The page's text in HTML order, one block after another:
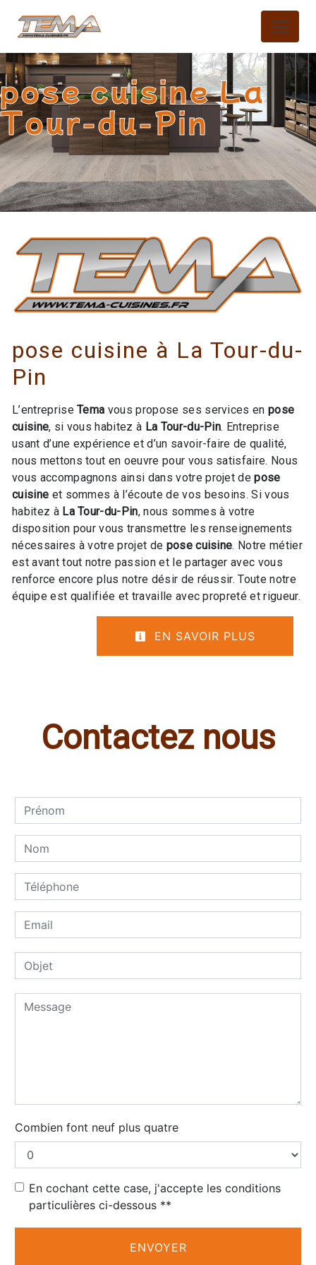
pose cuisine La
Tour-du-Pin
pose cuisine à La Tour-du-
Pin
L’entrepriseTema vous propose ses services enpose
cuisine, si vous habitez à La Tour-du-Pin. Entreprise
usant d’une expérience et d’un savoir-faire de qualité,
nous mettons tout en oeuvre pour vous satisfaire. Nous
vous accompagnons ainsi dans votre projet depose
cuisine et sommes à l’écoute de vos besoins. Si vous
habitez à La Tour-du-Pin, nous sommes à votre
disposition pour vous transmettre les renseignements
nécessaires à votre projet de pose cuisine. Notre métier
est avant tout notre passion et le partager avec vous
renforce encore plus notre désir de réussir. Toute notre
équipe est qualifiée et travaille avec propreté et rigueur.
EN SAVOIR PLUS
Contactez nous
Combien font neuf plus quatre
En cochant cette case, j'accepte les conditions
particulières ci-dessous **
ENVOYER